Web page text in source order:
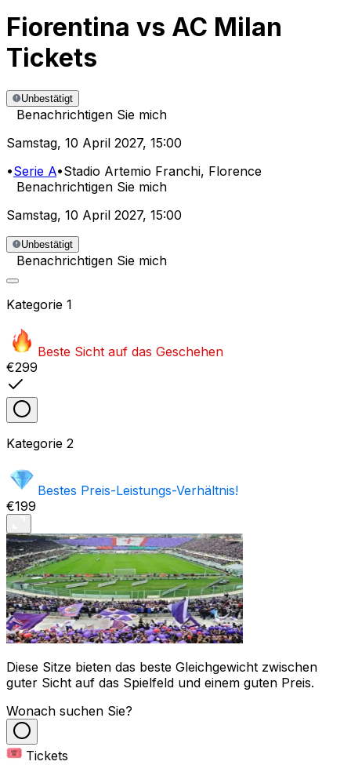
Fiorentina vs AC Milan
Tickets
Unbestätigt
Benachrichtigen Sie mich
Samstag, 10 April 2027, 15:00
•Serie A•Stadio Artemio Franchi, Florence
Benachrichtigen Sie mich
Samstag, 10 April 2027, 15:00
Unbestätigt
Benachrichtigen Sie mich
Kategorie 1
Beste Sicht auf das Geschehen
€299
Kategorie 2
Bestes Preis-Leistungs-Verhältnis!
€199
Diese Sitze bieten das beste Gleichgewicht zwischen
guter Sicht auf das Spielfeld und einem guten Preis.
Wonach suchen Sie?
Tickets